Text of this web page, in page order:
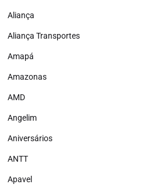
Aliança
Aliança Transportes
Amapá
Amazonas
AMD
Angelim
Aniversários
ANTT
Apavel